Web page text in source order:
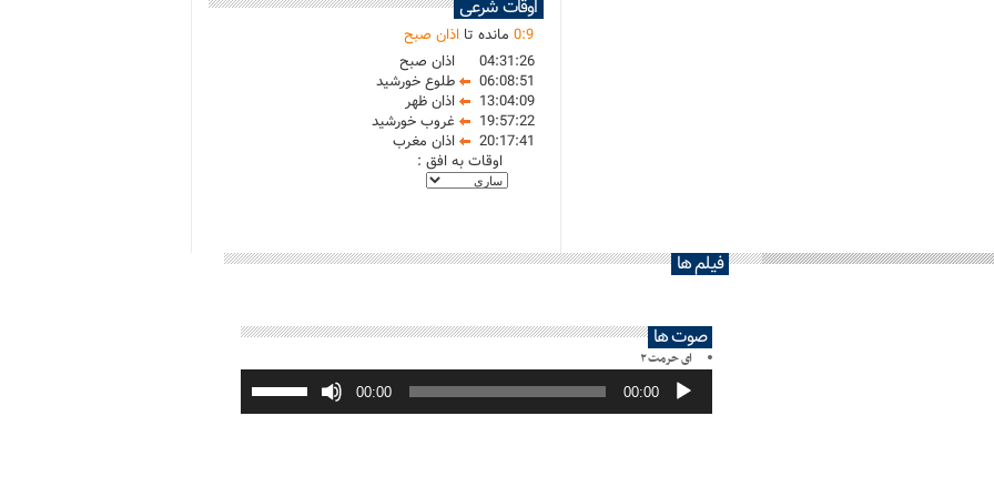
اوقات شرعی
0:9 مانده تااذان صبح
04:31:26
اذان صبح
06:08:51
طلوع خورشید
13:04:09
اذان ظهر
19:57:22
غروب خورشید
20:17:41
اذان مغرب
اوقات به افق :
فیلم ها
صوت ها
ای حرمت ۲
پخش‌کننده
صوت 00:00
00:00
برای
افزایش
یا
صدا